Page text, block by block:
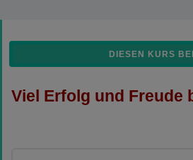
Viel Erfolg und Freude